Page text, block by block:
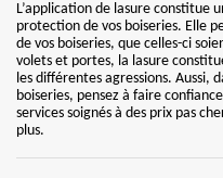
L’application de lasure constitue
protection de vos boiseries. Elle
de vos boiseries, que celles-ci
volets et portes, la lasure
les différentes agressions. Aussi,
boiseries, pensez à faire
services soignés à des prix pas
plus.